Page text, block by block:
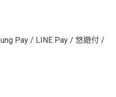
Pay / LINE Pay / 悠遊付 /